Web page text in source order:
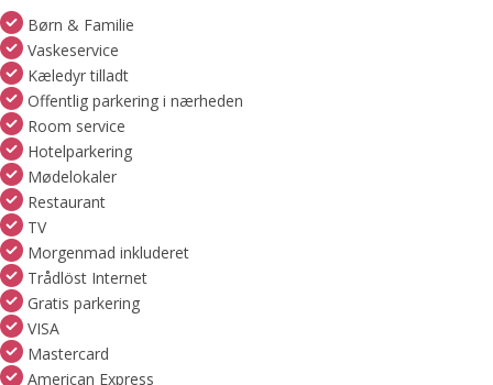
Børn & Familie
Vaskeservice
Kæledyr tilladt
Offentlig parkering i nærheden
Room service
Hotelparkering
Mødelokaler
Restaurant
TV
Morgenmad inkluderet
Trådlöst Internet
Gratis parkering
VISA
Mastercard
American Express